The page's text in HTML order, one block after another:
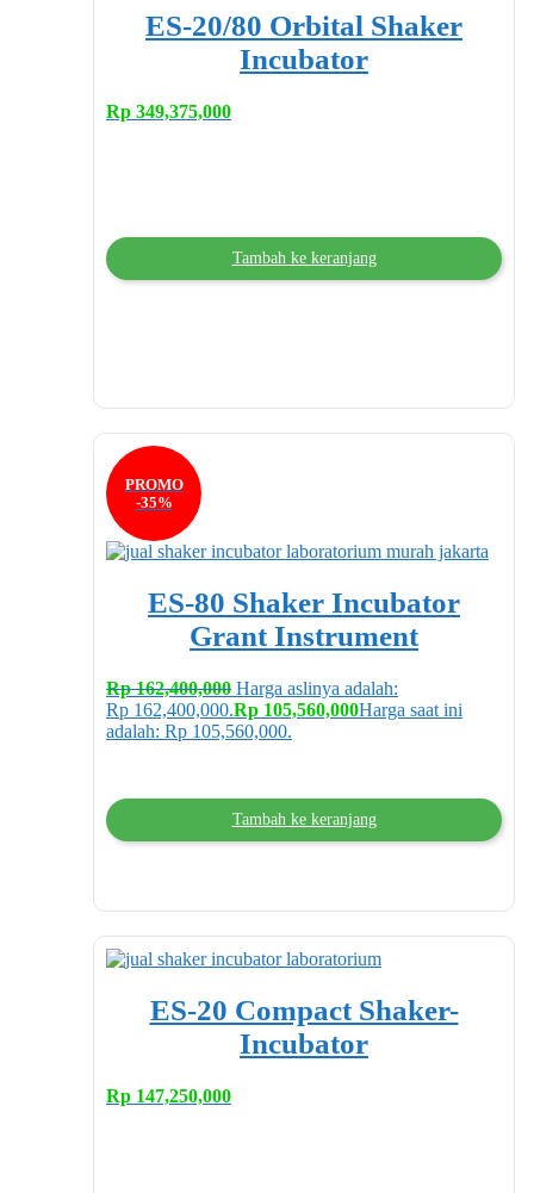
ES-20/80 Orbital Shaker
Incubator
Rp 349,375,000
Tambah ke keranjang
PROMO
-35%
ES-80 Shaker Incubator
Grant Instrument
Rp162,400,000 Harga aslinya adalah:
Rp 162,400,000.Rp 105,560,000Harga saat ini
adalah: Rp 105,560,000.
Tambah ke keranjang
ES-20 Compact Shaker-
Incubator
Rp 147,250,000